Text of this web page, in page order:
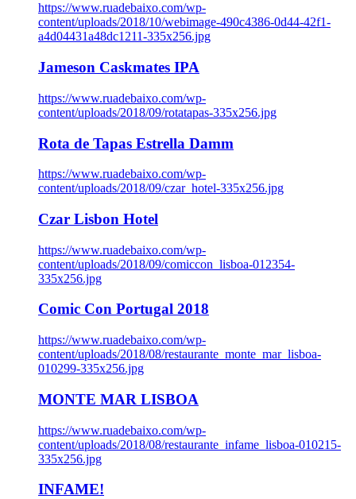
https://www.ruadebaixo.com/wp-
content/uploads/2018/10/webimage-490c4386-0d44-42f1-
a4d04431a48dc1211-335x256.jpg
Jameson Caskmates IPA
https://www.ruadebaixo.com/wp-
content/uploads/2018/09/rotatapas-335x256.jpg
Rota de Tapas Estrella Damm
https://www.ruadebaixo.com/wp-
content/uploads/2018/09/czar_hotel-335x256.jpg
Czar Lisbon Hotel
https://www.ruadebaixo.com/wp-
content/uploads/2018/09/comiccon_lisboa-012354-
335x256.jpg
Comic Con Portugal 2018
https://www.ruadebaixo.com/wp-
content/uploads/2018/08/restaurante_monte_mar_lisboa-
010299-335x256.jpg
MONTE MAR LISBOA
https://www.ruadebaixo.com/wp-
content/uploads/2018/08/restaurante_infame_lisboa-010215-
335x256.jpg
INFAME!